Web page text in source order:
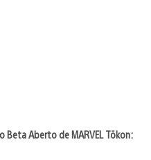
Beta Aberto de MARVEL Tōkon: